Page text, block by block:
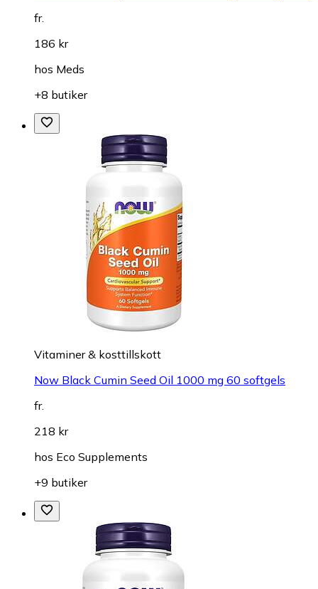
fr.
186 kr
hos Meds
+8 butiker
Vitaminer & kosttillskott
Now Black Cumin Seed Oil 1000 mg 60 softgels
fr.
218 kr
hos Eco Supplements
+9 butiker